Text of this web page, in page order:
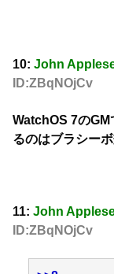
10: John
ID:ZBqNOjCv
WatchOS 7の
るのはブラシー
11: John
ID:ZBqNOjCv